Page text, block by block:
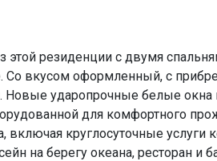
этой резиденции с двумя
Со вкусом оформленный, с
ударопрочные белые окна
для комфортного
включая круглосуточные услуги
на берегу океана, ресторан и